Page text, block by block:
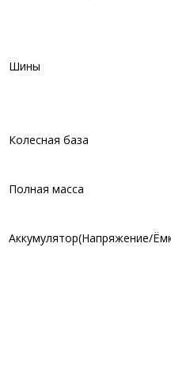
Шины
Колесная база
Полная масса
Аккумулятор(Напряжение/